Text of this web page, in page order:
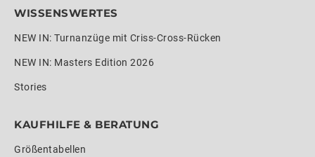
WISSENSWERTES
NEW IN: Turnanzüge mit Criss-Cross-Rücken
NEW IN: Masters Edition 2026
Stories
KAUFHILFE & BERATUNG
Größentabellen